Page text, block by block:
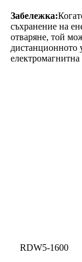
Забележка:
съхранение на
отваряне, той
дистанционното
RDW5-1600